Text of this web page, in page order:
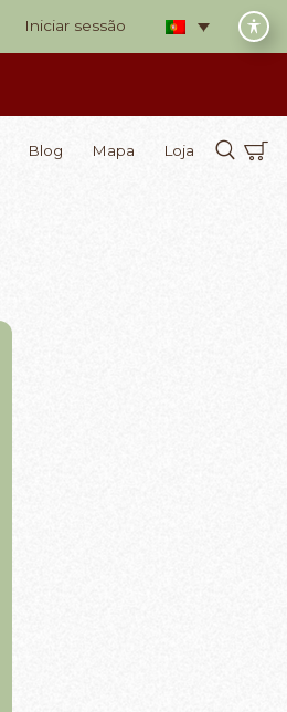
Iniciar sessão
Blog Mapa Loja